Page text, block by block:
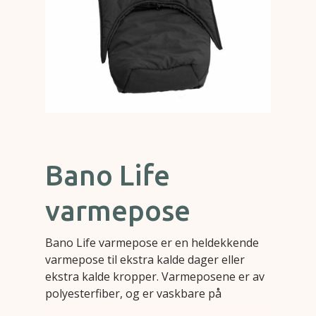
Bano Life
varmepose
Bano Life varmepose er en heldekkende
varmepose til ekstra kalde dager eller
ekstra kalde kropper. Varmeposene er av
polyesterfiber, og er vaskbare på